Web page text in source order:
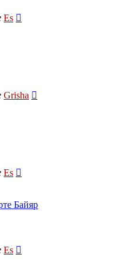
Es
Grisha
Es
Байяр
Es